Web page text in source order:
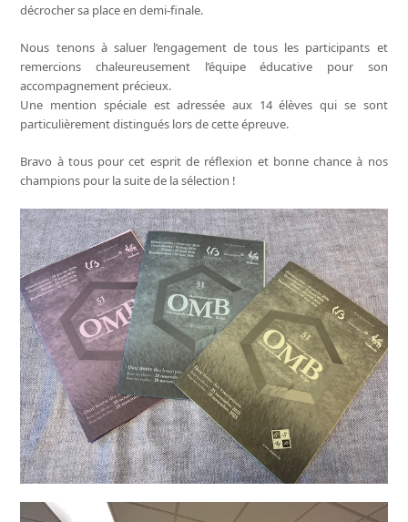
décrocher sa place en demi-finale.
Nous tenons à saluer l’engagement de tous les participants et
remercions chaleureusement l’équipe éducative pour son
accompagnement précieux.
Une mention spéciale est adressée aux 14 élèves qui se sont
particulièrement distingués lors de cette épreuve.
Bravo à tous pour cet esprit de réflexion et bonne chance à nos
champions pour la suite de la sélection !